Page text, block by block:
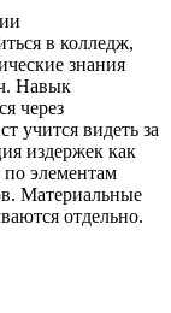
в колледж,
знания
Навык
через
учится видеть за
издержек как
по элементам
Материальные
отдельно.